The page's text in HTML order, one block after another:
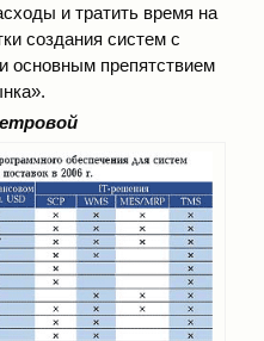
и тратить время на
создания систем с
препятствием